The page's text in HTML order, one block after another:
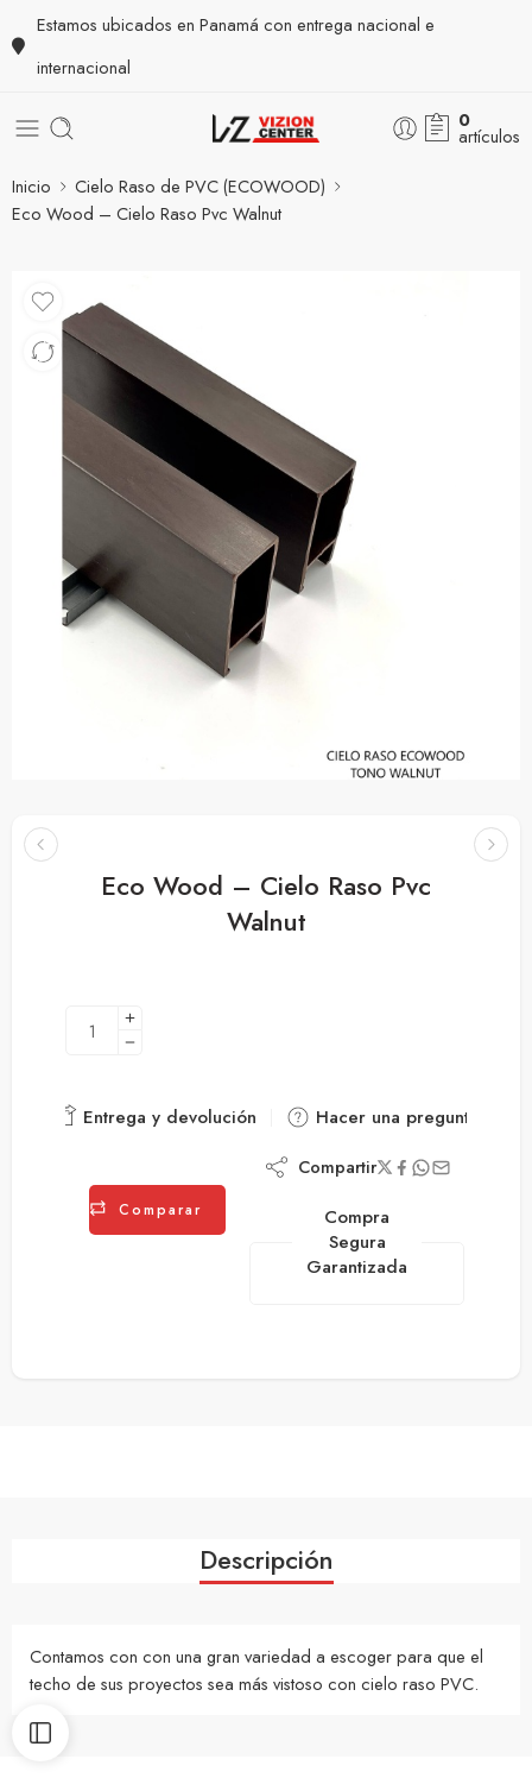
Estamos ubicados en Panamá con entrega nacional e
internacional
0
artículos
Inicio
Cielo Raso de PVC (ECOWOOD)
Eco Wood – Cielo Raso Pvc Walnut
Eco Wood – Cielo Raso Pvc
Walnut
Entrega y devolución Hacer una pregunta
Comparar
Compartir
Compra
Segura
Garantizada
Descripción
Contamos con con una gran variedad a escoger para que el
techo de sus proyectos sea más vistoso con cielo raso PVC.